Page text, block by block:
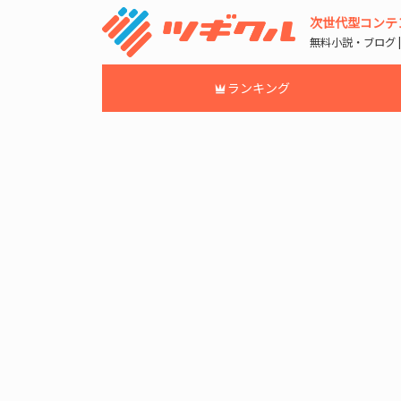
次世代型コン
無料小説・ブログ
ランキング